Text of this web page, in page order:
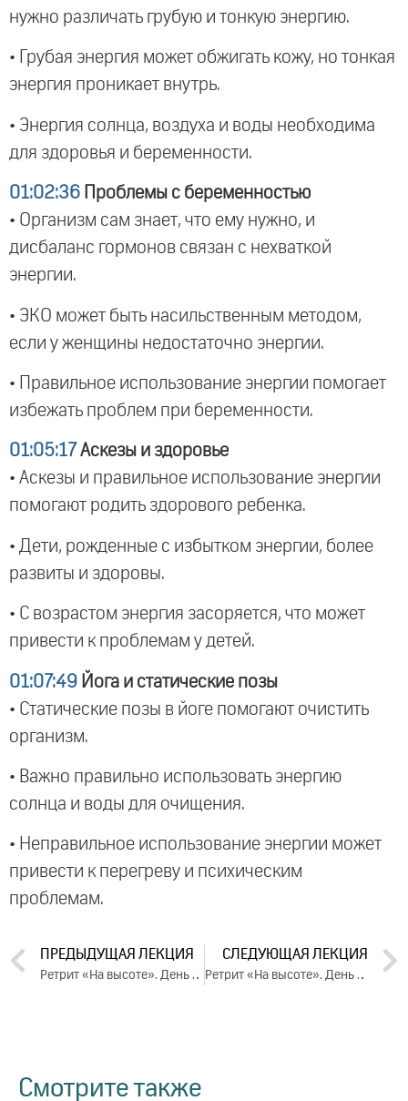
нужно различать грубую и тонкую энергию.
• Грубая энергия может обжигать кожу, но тонкая
энергия проникает внутрь.
• Энергия солнца, воздуха и воды необходима
для здоровья и беременности.
01:02:36 Проблемы с беременностью
• Организм сам знает, что ему нужно, и
дисбаланс гормонов связан с нехваткой
энергии.
• ЭКО может быть насильственным методом,
если у женщины недостаточно энергии.
• Правильное использование энергии помогает
избежать проблем при беременности.
01:05:17 Аскезы и здоровье
• Аскезы и правильное использование энергии
помогают родить здорового ребенка.
• Дети, рожденные с избытком энергии, более
развиты и здоровы.
• С возрастом энергия засоряется, что может
привести к проблемам у детей.
01:07:49 Йога и статические позы
• Статические позы в йоге помогают очистить
организм.
• Важно правильно использовать энергию
солнца и воды для очищения.
• Неправильное использование энергии может
привести к перегреву и психическим
проблемам.
ПРЕДЫДУЩАЯ ЛЕКЦИЯ
Ретрит «На высоте». День 1. Часть 2 (2024)
СЛЕДУЮЩАЯ ЛЕКЦИЯ
Ретрит «На высоте». День 3. Часть 1 (2024)
Смотрите также